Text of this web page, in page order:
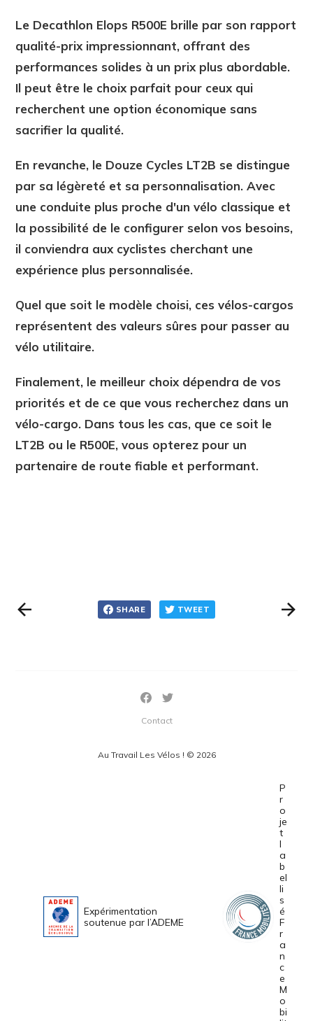
Le Decathlon Elops R500E brille par son rapport
qualité-prix impressionnant, offrant des
performances solides à un prix plus abordable.
Il peut être le choix parfait pour ceux qui
recherchent une option économique sans
sacrifier la qualité.
En revanche, le Douze Cycles LT2B se distingue
par sa légèreté et sa personnalisation. Avec
une conduite plus proche d'un vélo classique et
la possibilité de le configurer selon vos besoins,
il conviendra aux cyclistes cherchant une
expérience plus personnalisée.
Quel que soit le modèle choisi, ces vélos-cargos
représentent des valeurs sûres pour passer au
vélo utilitaire.
Finalement, le meilleur choix dépendra de vos
priorités et de ce que vous recherchez dans un
vélo-cargo. Dans tous les cas, que ce soit le
LT2B ou le R500E, vous opterez pour un
partenaire de route fiable et performant.
SHARE TWEET
Au Travail Les Vélos ! © 2026
Contact
Expérimentation
soutenue par l’ADEME
P
r
o
je
t
l
a
b
el
li
s
é
F
r
a
n
c
e
M
o
bi